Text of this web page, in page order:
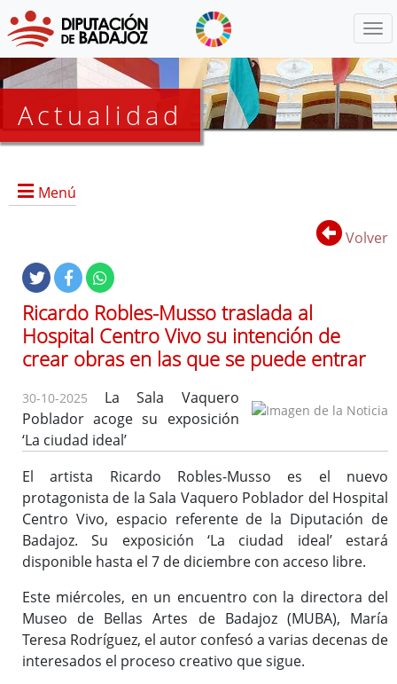
Actualidad
Menú
Noticias
Lista
de
distribución
Volver
Ricardo Robles-Musso traslada al
Hospital Centro Vivo su intención de
crear obras en las que se puede entrar
30-10-2025
La Sala Vaquero
Poblador acoge su exposición
‘La ciudad ideal’
El artista Ricardo Robles-Musso es el nuevo
protagonista de la Sala Vaquero Poblador del Hospital
Centro Vivo, espacio referente de la Diputación de
Badajoz. Su exposición ‘La ciudad ideal’ estará
disponible hasta el 7 de diciembre con acceso libre.
Este miércoles, en un encuentro con la directora del
Museo de Bellas Artes de Badajoz (MUBA), María
Teresa Rodríguez, el autor confesó a varias decenas de
interesados el proceso creativo que sigue.